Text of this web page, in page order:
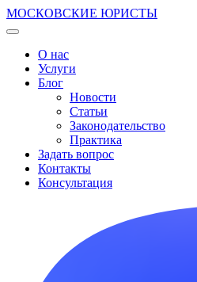
МОСКОВСКИЕ ЮРИСТЫ
О нас
Услуги
Блог
Новости
Статьи
Законодательство
Практика
Задать вопрос
Контакты
Консультация